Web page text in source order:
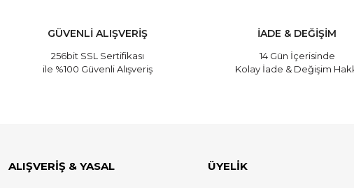
GÜVENLİ ALIŞVERİŞ
256bit SSL Sertifikası
ile %100 Güvenli Alışveriş
İADE & DEĞİŞİM
14 Gün İçerisinde
Kolay İade & Değişim
ALIŞVERİŞ & YASAL ÜYELİK